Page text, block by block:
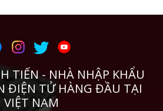
TIẾN - NHÀ NHẬP KHẨU
ĐIỆN TỬ HÀNG ĐẦU TẠI
VIỆT NAM